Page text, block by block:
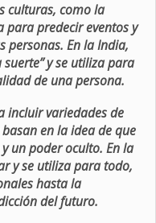
culturas, como la
predecir eventos y
En la India,
y se utiliza para
de una persona.
incluir variedades de
en la idea de que
un poder oculto. En la
y se utiliza para todo,
hasta la
del futuro.